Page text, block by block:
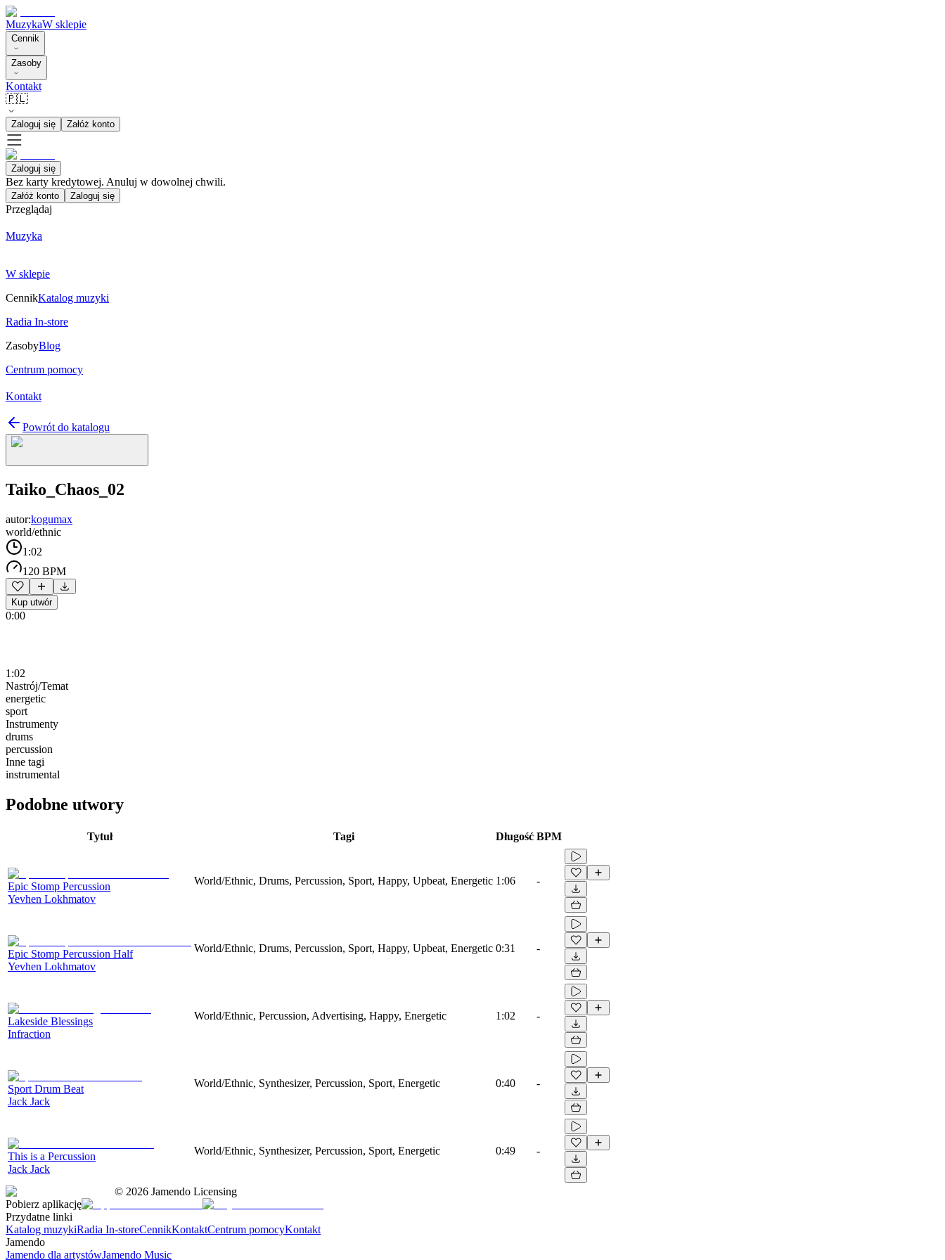
MuzykaW sklepie
Cennik
Zasoby
Kontakt
🇵🇱
Zaloguj się Załóż konto
Zaloguj się
Bez karty kredytowej. Anuluj w dowolnej chwili.
Załóż konto Zaloguj się
Przeglądaj
Muzyka
W sklepie
CennikKatalog muzyki
Radia In-store
ZasobyBlog
Centrum pomocy
Kontakt
Powrót do katalogu
Taiko_Chaos_02
autor:kogumax
world/ethnic
1:02
120 BPM
Kup utwór
0:00
1:02
Nastrój/Temat
energetic
sport
Instrumenty
drums
percussion
Inne tagi
instrumental
Podobne utwory
Tytuł Tagi Długość BPM
Epic Stomp Percussion
Yevhen Lokhmatov
World/Ethnic, Drums, Percussion, Sport, Happy, Upbeat, Energetic 1:06 -
Epic Stomp Percussion Half
Yevhen Lokhmatov
World/Ethnic, Drums, Percussion, Sport, Happy, Upbeat, Energetic 0:31 -
Lakeside Blessings
Infraction
World/Ethnic, Percussion, Advertising, Happy, Energetic 1:02 -
Sport Drum Beat
Jack Jack
World/Ethnic, Synthesizer, Percussion, Sport, Energetic 0:40 -
This is a Percussion
Jack Jack
World/Ethnic, Synthesizer, Percussion, Sport, Energetic 0:49 -
© 2026 Jamendo Licensing
Pobierz aplikację
Przydatne linki
Katalog muzykiRadia In-storeCennikKontaktCentrum pomocyKontakt
Jamendo
Jamendo dla artystówJamendo Music